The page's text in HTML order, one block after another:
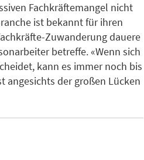
Fachkräftemangel nicht
ist bekannt für ihren
Zuwanderung dauere
betreffe. «Wenn sich
kann es immer noch bis
angesichts der großen Lücken